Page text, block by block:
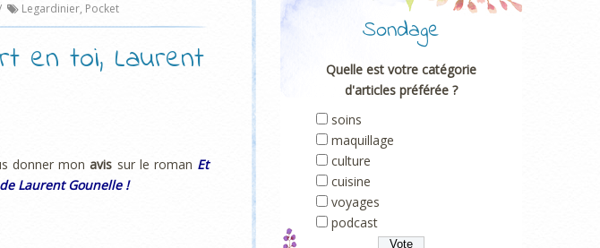
Legardinier, Pocket
en toi, Laurent
donner mon avis sur le roman Et
Laurent Gounelle !
Sondage
Quelle est votre catégorie
d'articles préférée ?
soins
maquillage
culture
cuisine
voyages
podcast